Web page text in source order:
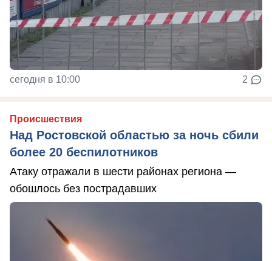
сегодня в 10:00 2
Происшествия
Над Ростовской областью за ночь сбили
более 20 беспилотников
Атаку отражали в шести районах региона —
обошлось без пострадавших